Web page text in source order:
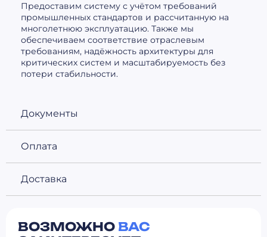
Документы
Оплата
Доставка
Предоставим систему с учётом требований
промышленных стандартов и рассчитанную на
многолетнюю эксплуатацию. Также мы
обеспечиваем соответствие отраслевым
требованиям, надёжность архитектуры для
критических систем и масштабируемость без
потери стабильности.
ВОЗМОЖНО ВАС